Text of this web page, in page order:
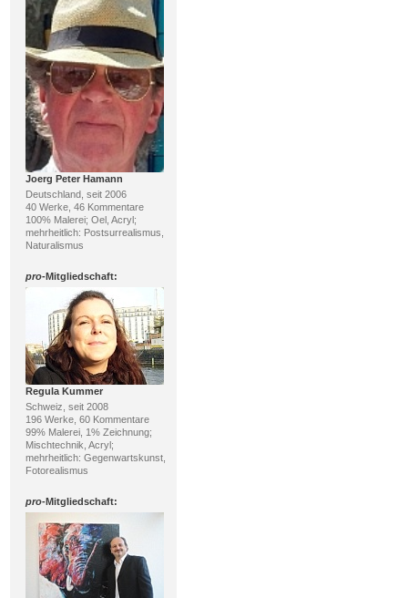
Joerg Peter Hamann
Deutschland, seit 2006
40 Werke, 46 Kommentare
100% Malerei; Oel, Acryl;
mehrheitlich: Postsurrealismus,
Naturalismus
pro-Mitgliedschaft:
Regula Kummer
Schweiz, seit 2008
196 Werke, 60 Kommentare
99% Malerei, 1% Zeichnung;
Mischtechnik, Acryl;
mehrheitlich: Gegenwartskunst,
Fotorealismus
pro-Mitgliedschaft: